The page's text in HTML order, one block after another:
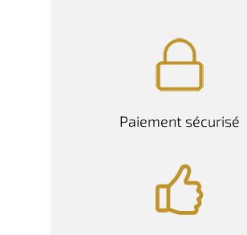
Paiement sécurisé